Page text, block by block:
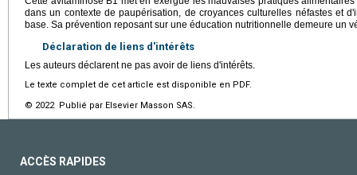
dans un contexte de paupérisation, de croyances culturelles néfastes et
base. Sa prévention reposant sur une éducation nutritionnelle demeure un
Déclaration de liens d'intérêts
Les auteurs déclarent ne pas avoir de liens d'intérêts.
Le texte complet de cet article est disponible en PDF.
© 2022 Publié par Elsevier Masson SAS.
ACCÈS RAPIDES